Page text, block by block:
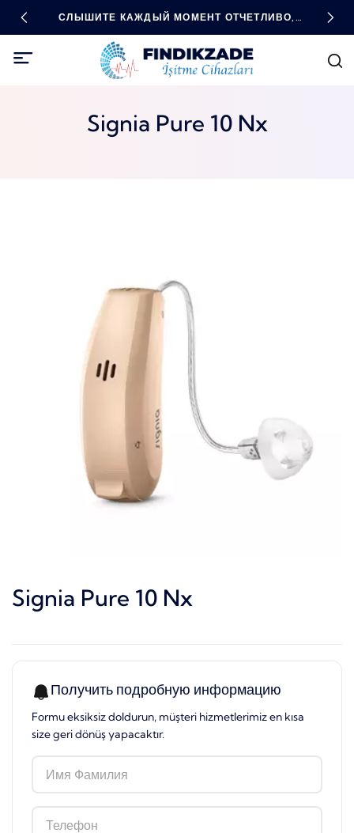
СЛЫШИТЕ КАЖДЫЙ МОМЕНТ ОТЧЕТЛИВО,
БУДЬТЕ ВО ВСЕОРУЖИИ С ПОМОЩЬЮ
ТЕХНОЛОГИЙ!
Signia Pure 10 Nx
Signia Pure 10 Nx
Получить подробную информацию
Formu eksiksiz doldurun, müşteri hizmetlerimiz en kısa
size geri dönüş yapacaktır.